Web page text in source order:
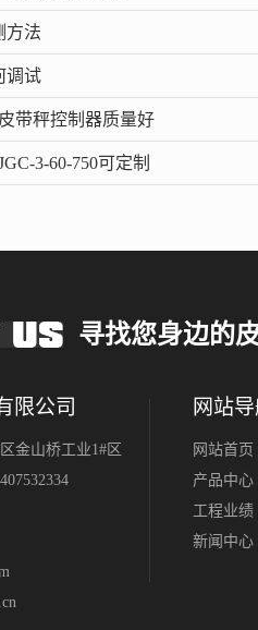
方法
调试
带秤控制器质量好
3-60-750可定制
寻找您身边的
限公司
金山桥工业1#区
网站
网站首页
产品中心
工程业绩
新闻中心